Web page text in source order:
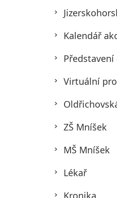
Kalendář
Představení
Virtuální
ZŠ Mníšek
MŠ Mníšek
Lékař